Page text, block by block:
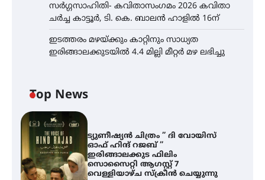
സർഗ്ഗസാഹിതി- കവിതാസംഗമം 2026 കവിതാ
ചർച്ച കാട്ടൂർ, ടി. കെ. ബാലൻ ഹാളിൽ 16ന്
ഇടത്തരം മഴയ്ക്കും കാറ്റിനും സാധ്യത
ഇരിങ്ങാലക്കുടയിൽ 4.4 മില്ലി മീറ്റർ മഴ ലഭിച്ചു
Top News
ട്യുണീഷ്യൻ ചിത്രം ” ദി വോയിസ്
ഓഫ് ഹിന്ദ് റജബ് ”
ഇരിങ്ങാലക്കുട ഫിലിം
സൊസൈറ്റി ആഗസ്റ്റ് 7
വെള്ളിയാഴ്ച സ്‌ക്രീൻ ചെയ്യുന്നു